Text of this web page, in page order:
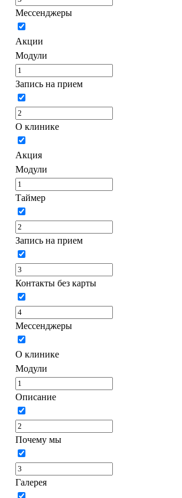
Мессенджеры
Акции
Модули
Запись на прием
О клинике
Акция
Модули
Таймер
Запись на прием
Контакты без карты
Мессенджеры
О клинике
Модули
Описание
Почему мы
Галерея